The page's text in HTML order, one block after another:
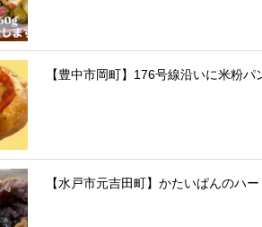
【豊中市岡町】176号線沿いに米粉パ
【水戸市元吉田町】かたいぱんのハー